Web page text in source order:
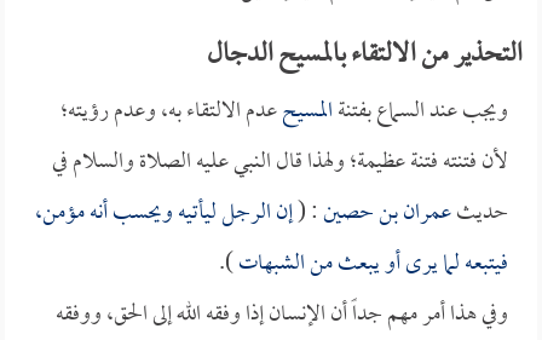
التحذير من الالتقاء بالمسيح الدجال
ويجب عند السماع بفتنةالمسيحعدم الالتقاء به، وعدم رؤيته؛
لأن فتنته فتنة عظيمة؛ ولهذا قال النبي عليه الصلاة والسلام في
حديثعمران بن حصين: (إن الرجل ليأتيه ويحسب أنه مؤمن،
فيتبعه لما يرى أو يبعث من الشبهات).
وفي هذا أمر مهم جداً أن الإنسان إذا وفقه الله إلى الحق، ووفقه